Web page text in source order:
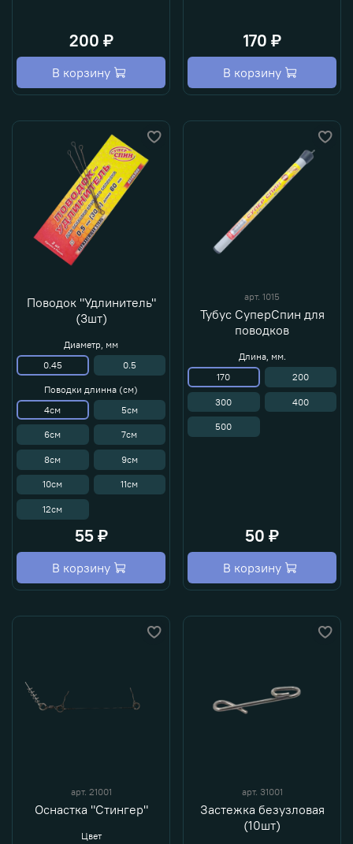
200 ₽
В корзину
170 ₽
В корзину
Поводок "Удлинитель"
(3шт)
Диаметр, мм
0.45
0.5
Поводки длинна (см)
4см
5см
6см 7см
8см 9см
10см 11см
12см
55 ₽
В корзину
арт. 1015
Тубус СуперСпин для
поводков
Длина, мм.
170
200
300 400
500
50 ₽
В корзину
арт. 21001
Оснастка "Стингер"
Цвет
арт. 31001
Застежка безузловая
(10шт)